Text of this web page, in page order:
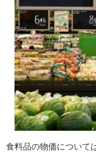
食料品の物価について